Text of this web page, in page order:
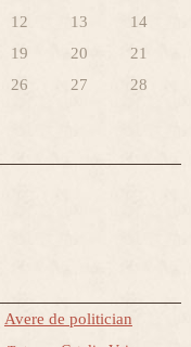
12 13
14
19 20
21
26 27
28
Avere de politician